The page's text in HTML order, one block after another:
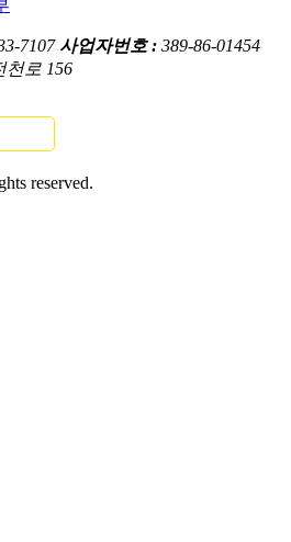
7107 사업자번호 : 389-86-01454
천로 156
기
reserved.